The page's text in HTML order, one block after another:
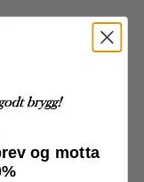
og motta